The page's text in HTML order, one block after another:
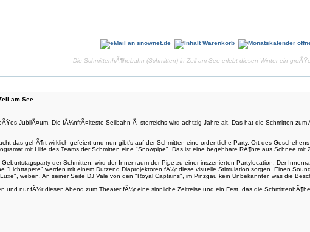
Die SchmittenhÃ¶hebahn (Schmitten) in Zell am See erlebt diesen Winter ein
am See
JubilÃ¤um. Die fÃ¼nftÃ¤lteste Seilbahn Ã–sterreichs wird achtzig Jahre alt. Das hat die Schmitten
das gehÃ¶rt wirklich gefeiert und nun gibt's auf der Schmitten eine ordentliche Party. Ort des
mit Hilfe des Teams der Schmitten eine "Snowpipe". Das ist eine begehbare RÃ¶hre aus Schnee mit
der Schmitten, wird der Innenraum der Pipe zu einer inszenierten Partylocation. Der
"Lichttapete" werden mit einem Dutzend Diaprojektoren fÃ¼r diese visuelle Stimulation sorgen. Einen
weben. An seiner Seite DJ Vale von den "Royal Captains", im Pinzgau kein Unbekannter, was die
und nur fÃ¼r diesen Abend zum Theater fÃ¼r eine sinnliche Zeitreise und ein Fest, das die